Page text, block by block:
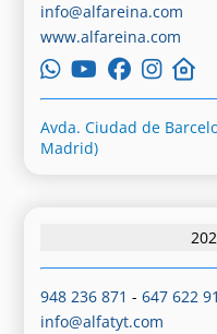
info@alfareina.com
www.alfareina.com
Avda. Ciudad de
Madrid)
948 236 871 -647 622
info@alfatyt.com